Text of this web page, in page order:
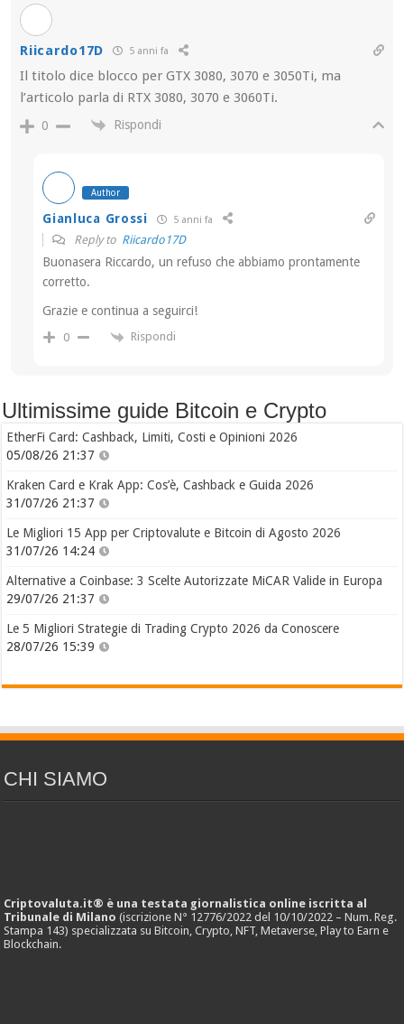
Riicardo17D 5 anni fa
Il titolo dice blocco per GTX 3080, 3070 e 3050Ti, ma
l’articolo parla di RTX 3080, 3070 e 3060Ti.
0 Rispondi
Author
Gianluca Grossi 5 anni fa
Reply to Riicardo17D
Buonasera Riccardo, un refuso che abbiamo prontamente
corretto.
Grazie e continua a seguirci!
0 Rispondi
Ultimissime guide Bitcoin e Crypto
EtherFi Card: Cashback, Limiti, Costi e Opinioni 2026
05/08/26 21:37
Kraken Card e Krak App: Cos’è, Cashback e Guida 2026
31/07/26 21:37
Le Migliori 15 App per Criptovalute e Bitcoin di Agosto 2026
31/07/26 14:24
Alternative a Coinbase: 3 Scelte Autorizzate MiCAR Valide in Europa
29/07/26 21:37
Le 5 Migliori Strategie di Trading Crypto 2026 da Conoscere
28/07/26 15:39
CHI SIAMO
Criptovaluta.it® è una testata giornalistica online iscritta al
Tribunale di Milano (iscrizione N° 12776/2022 del 10/10/2022 – Num. Reg.
Stampa 143) specializzata su Bitcoin, Crypto, NFT, Metaverse, Play to Earn e
Blockchain.